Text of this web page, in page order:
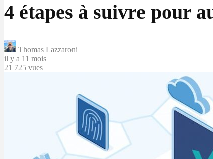
4 étapes à suivre pour
Thomas Lazzaroni
il y a 11 mois
21 725 vues